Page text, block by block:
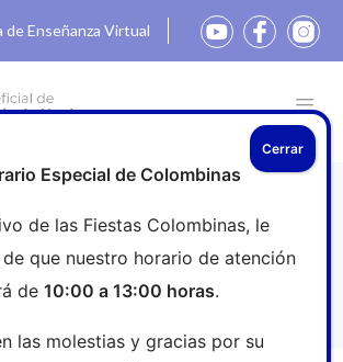
de Enseñanza Virtual
nacidos, trabajo
los Premios Nobecutan en
Especial de Colombinas
de las Fiestas Colombinas, le
que nuestro horario de atención
de 10:00 a 13:00 horas.
las molestias y gracias por su
Cerrar